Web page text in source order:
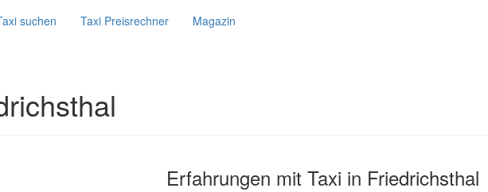
suchen Taxi Preisrechner Magazin
Erfahrungen mit Taxi in Friedrichsthal